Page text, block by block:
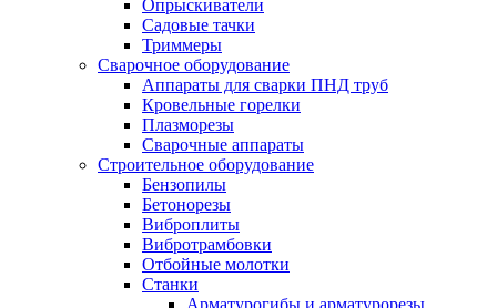
Опрыскиватели
Садовые тачки
Триммеры
Сварочное оборудование
Аппараты для сварки ПНД труб
Кровельные горелки
Плазморезы
Сварочные аппараты
Строительное оборудование
Бензопилы
Бетонорезы
Виброплиты
Вибротрамбовки
Отбойные молотки
Станки
Арматурогибы и арматурорезы